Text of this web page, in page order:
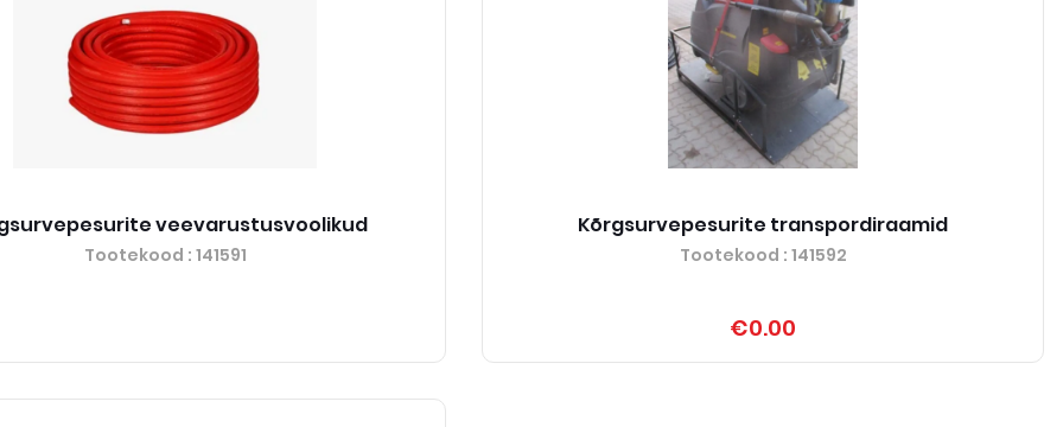
veevarustusvoolikud
Tootekood : 141591
Kõrgsurvepesurite transpordiraamid
Tootekood : 141592
€0.00